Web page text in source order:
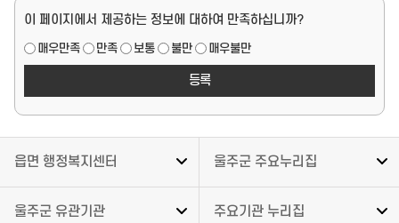
페이지 만족도
이 페이지에서 제공하는 정보에 대하여 만족하십니까?
매우만족 만족 보통 불만 매우불만
읍면 행정복지센터 울주군 주요누리집
울주군 유관기관 주요기관 누리집